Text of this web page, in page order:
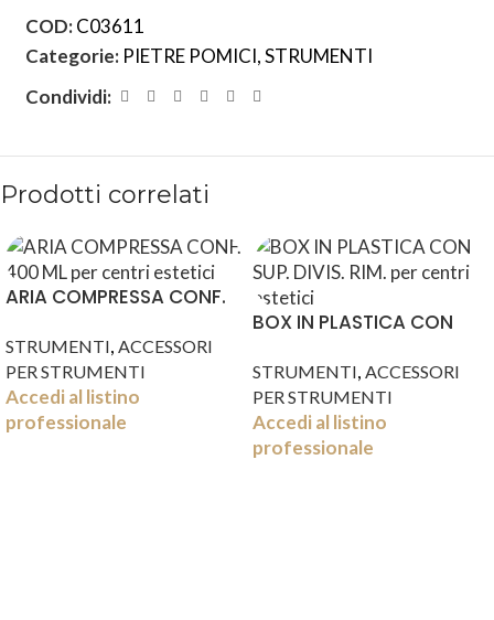
COD:C03611
Categorie: PIETRE POMICI,STRUMENTI
Condividi:
Prodotti correlati
ARIA COMPRESSA CONF.
STRUMENTI, ACCESSORI
PER STRUMENTI
Accedi al listino
professionale
BOX IN PLASTICA CON
STRUMENTI, ACCESSORI
PER STRUMENTI
Accedi al listino
professionale